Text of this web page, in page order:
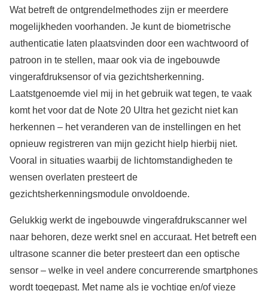
Wat betreft de ontgrendelmethodes zijn er meerdere
mogelijkheden voorhanden. Je kunt de biometrische
authenticatie laten plaatsvinden door een wachtwoord of
patroon in te stellen, maar ook via de ingebouwde
vingerafdruksensor of via gezichtsherkenning.
Laatstgenoemde viel mij in het gebruik wat tegen, te vaak
komt het voor dat de Note 20 Ultra het gezicht niet kan
herkennen – het veranderen van de instellingen en het
opnieuw registreren van mijn gezicht hielp hierbij niet.
Vooral in situaties waarbij de lichtomstandigheden te
wensen overlaten presteert de
gezichtsherkenningsmodule onvoldoende.
Gelukkig werkt de ingebouwde vingerafdrukscanner wel
naar behoren, deze werkt snel en accuraat. Het betreft een
ultrasone scanner die beter presteert dan een optische
sensor – welke in veel andere concurrerende smartphones
wordt toegepast. Met name als je vochtige en/of vieze